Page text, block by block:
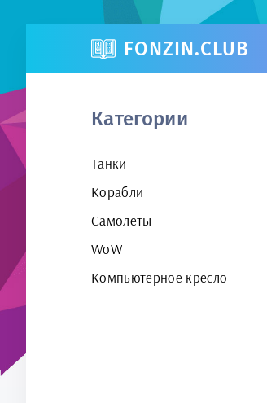
FONZIN.CLUB
Категории
Танки
Корабли
Самолеты
WoW
Компьютерное кресло